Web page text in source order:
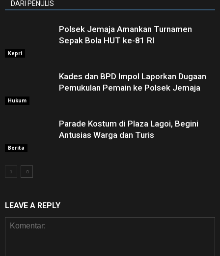
DARI PENULIS
Kepri
Polsek Jemaja Amankan Turnamen
Sepak Bola HUT ke-81 RI ‎
Hukum
Kades dan BPD Impol Laporkan Dugaan
Pemukulan Pemain ke Polsek Jemaja
Berita
Parade Kostum di Plaza Lagoi, Begini
Antusias Warga dan Turis
LEAVE A REPLY